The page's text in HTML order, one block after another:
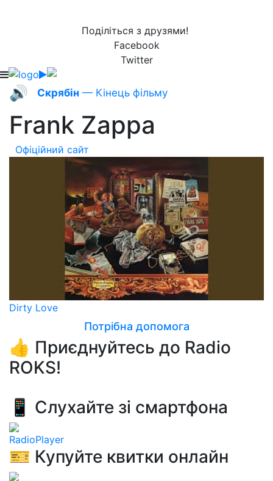
Поділіться з друзями!
Facebook
Twitter
🔊 Скрябін — Кінець фільму
Frank Zappa
Офіційний сайт
Dirty Love
Потрібна допомога
👍 Приєднуйтесь до Radio
ROKS!
📱 Слухайте зі смартфона
RadioPlayer
🎫 Купуйте квитки онлайн